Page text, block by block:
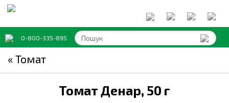
0-800-335-895
« Томат
Томат Денар, 50 г